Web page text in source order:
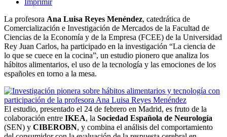
Imprimir
La profesora Ana Luisa Reyes Menéndez, catedrática de
Comercialización e Investigación de Mercados de la Facultad de
Ciencias de la Economía y de la Empresa (FCEE) de la Universidad
Rey Juan Carlos, ha participado en la investigación “La ciencia de
lo que se cuece en la cocina”, un estudio pionero que analiza los
hábitos alimentarios, el uso de la tecnología y las emociones de los
españoles en torno a la mesa.
El estudio, presentado el 24 de febrero en Madrid, es fruto de la
colaboración entre IKEA, la Sociedad Española de Neurología
(SEN) y CIBEROBN, y combina el análisis del comportamiento